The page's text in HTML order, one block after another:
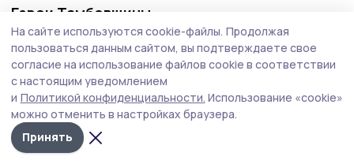
Герои Тамбовщины
На этой неделе вместе с директором Высшей
школы государственного управления Олегом
Кондратенко Евгений Первышов вручил
дипломы выпускникам региональной кадровой
программы «Герои Тамбовщины». Эта
программа разрабатывалась по инициативе
На сайте используются cookie-файлы. Продолжая
пользоваться данным сайтом, вы подтверждаете свое
согласие на использование файлов cookie в соответствии
с настоящим уведомлением
и Политикой конфиденциальности. Использование «cookie»
можно отменить в настройках браузера.
Принять